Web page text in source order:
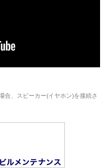
、スピーカー(イヤホン)を接続さ